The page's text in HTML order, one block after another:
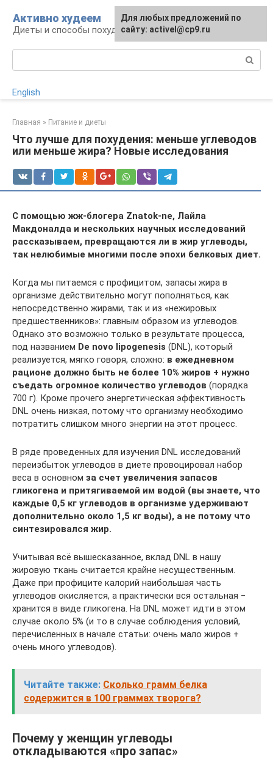
контенту
Активно худеем
Диеты и способы похудения
English
Главная » Питание и диеты
Что лучше для похудения: меньше углеводов
или меньше жира? Новые исследования
С помощью жж-блогера Znatok-ne, Лайла
Макдоналда и нескольких научных исследований
рассказываем, превращаются ли в жир углеводы,
так нелюбимые многими после эпохи белковых диет.
Когда мы питаемся с профицитом, запасы жира в
организме действительно могут пополняться, как
непосредственно жирами, так и из «нежировых
предшественников»: главным образом из углеводов.
Однако это возможно только в результате процесса,
под названием De novo lipogenesis (DNL), который
реализуется, мягко говоря, сложно: в ежедневном
рационе должно быть не более 10% жиров + нужно
съедать огромное количество углеводов (порядка
700 г). Кроме прочего энергетическая эффективность
DNL очень низкая, потому что организму необходимо
потратить слишком много энергии на этот процесс.
В ряде проведенных для изучения DNL исследований
переизбыток углеводов в диете провоцировал набор
веса в основном за счет увеличения запасов
гликогена и притягиваемой им водой (вы знаете, что
каждые 0,5 кг углеводов в организме удерживают
дополнительно около 1,5 кг воды), а не потому что
синтезировался жир.
Учитывая всё вышесказанное, вклад DNL в нашу
жировую ткань считается крайне несущественным.
Даже при профиците калорий наибольшая часть
углеводов окисляется, а практически вся остальная ‒
хранится в виде гликогена. На DNL может идти в этом
случае около 5% (и то в случае соблюдения условий,
перечисленных в начале статьи: очень мало жиров +
очень много углеводов).
Читайте также: Сколько грамм белка
содержится в 100 граммах творога?
Почему у женщин углеводы
откладываются «про запас»
Для любых предложений по
сайту: activel@cp9.ru